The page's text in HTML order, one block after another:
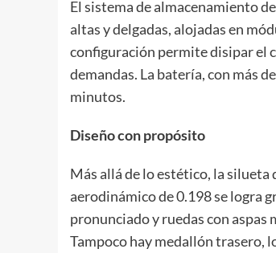
El sistema de almacenamiento
altas y delgadas, alojadas en
configuración permite disipar el
demandas. La batería, con más
minutos.
Diseño con propósito
Más allá de lo estético, la
aerodinámico de 0.198 se logra
pronunciado y ruedas con aspas
Tampoco hay medallón trasero,